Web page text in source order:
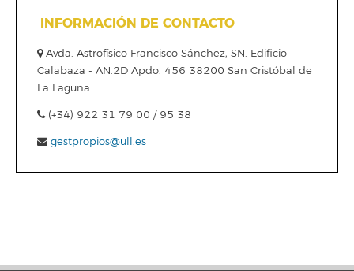
INFORMACIÓN DE CONTACTO
Avda. Astrofísico Francisco Sánchez, SN. Edificio
Calabaza - AN.2D Apdo. 456 38200 San Cristóbal de
La Laguna.
(+34) 922 31 79 00 / 95 38
gestpropios@ull.es